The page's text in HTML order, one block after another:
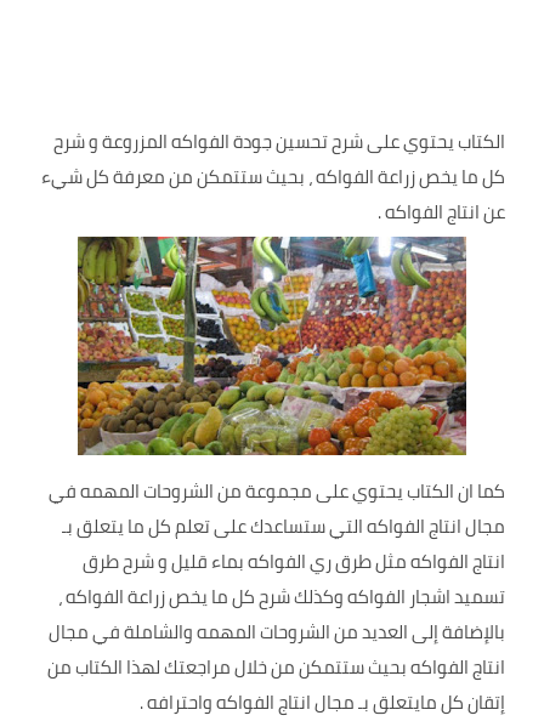
الكتاب يحتوي على شرح تحسين جودة الفواكه المزروعة و شرح
كل ما يخص زراعة الفواكه ، بحيث ستتمكن من معرفة كل شيء
عن انتاج الفواكه .
كما ان الكتاب يحتوي على مجموعة من الشروحات المهمه في
مجال انتاج الفواكه التي ستساعدك على تعلم كل ما يتعلق بـ
انتاج الفواكه مثل طرق ري الفواكه بماء قليل و شرح طرق
تسميد اشجار الفواكه وكذلك شرح كل ما يخص زراعة الفواكه ،
بالإضافة إلى العديد من الشروحات المهمه والشاملة في مجال
انتاج الفواكه بحيث ستتمكن من خلال مراجعتك لهذا الكتاب من
إتقان كل مايتعلق بـ مجال انتاج الفواكه واحترافه .